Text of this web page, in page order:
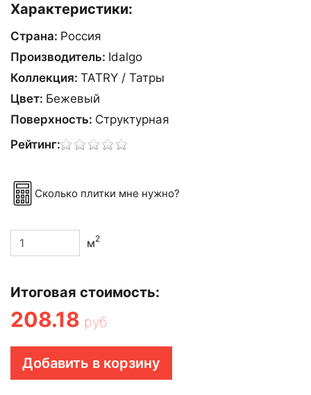
Характеристики:
Страна: Россия
Производитель: Idalgo
Коллекция: TATRY / Татры
Цвет: Бежевый
Поверхность: Структурная
Рейтинг:
Сколько плитки мне нужно?
м2
Итоговая стоимость:
208.18 руб
Добавить в корзину